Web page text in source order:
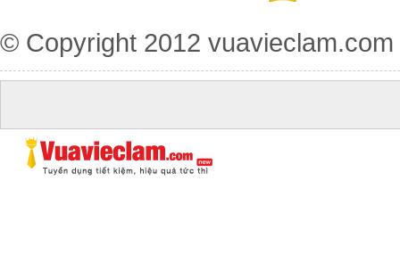
© Copyright 2012 vuavieclam.com